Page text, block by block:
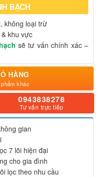
BẠCH
không loại trừ
khu vực
sẽ tư vấn chính xác –
HÀNG
khác
0943838278
Tư vấn trực tiếp
gian
7 lõi hiện đại
cho gia đình
lọc theo nhu cầu